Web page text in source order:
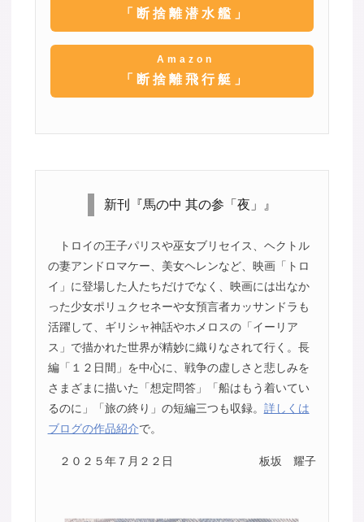
「断捨離潜水艦」
Amazon
「断捨離飛行艇」
新刊『馬の中 其の参「夜」』
トロイの王子パリスや巫女ブリセイス、ヘクトル
の妻アンドロマケー、美女ヘレンなど、映画「トロ
イ」に登場した人たちだけでなく、映画には出なか
った少女ポリュクセネーや女預言者カッサンドラも
活躍して、ギリシャ神話やホメロスの「イーリア
ス」で描かれた世界が精妙に織りなされて行く。長
編「１２日間」を中心に、戦争の虚しさと悲しみを
さまざまに描いた「想定問答」「船はもう着いてい
るのに」「旅の終り」の短編三つも収録。 詳しくは
ブログの作品紹介で。
２０２５年７月２２日 板坂 耀子